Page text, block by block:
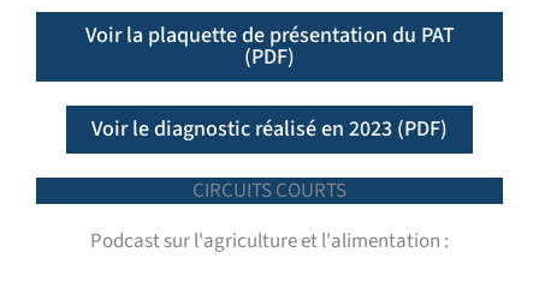
Voir la plaquette de présentation du PAT
(PDF)
Voir le diagnostic réalisé en 2023 (PDF)
CIRCUITS COURTS
Podcast sur l'agriculture et l'alimentation :